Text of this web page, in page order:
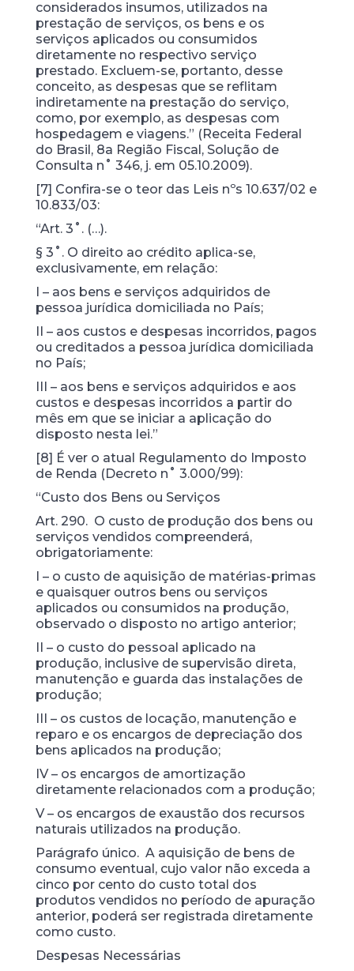
considerados insumos, utilizados na
prestação de serviços, os bens e os
serviços aplicados ou consumidos
diretamente no respectivo serviço
prestado. Excluem-se, portanto, desse
conceito, as despesas que se reflitam
indiretamente na prestação do serviço,
como, por exemplo, as despesas com
hospedagem e viagens.” (Receita Federal
do Brasil, 8a Região Fiscal, Solução de
Consulta n˚ 346, j. em 05.10.2009).
[7] Confira-se o teor das Leis nºs 10.637/02 e
10.833/03:
“Art. 3˚. (…).
§ 3˚. O direito ao crédito aplica-se,
exclusivamente, em relação:
I – aos bens e serviços adquiridos de
pessoa jurídica domiciliada no País;
II – aos custos e despesas incorridos, pagos
ou creditados a pessoa jurídica domiciliada
no País;
III – aos bens e serviços adquiridos e aos
custos e despesas incorridos a partir do
mês em que se iniciar a aplicação do
disposto nesta lei.”
[8] É ver o atual Regulamento do Imposto
de Renda (Decreto n˚ 3.000/99):
“Custo dos Bens ou Serviços
Art. 290. O custo de produção dos bens ou
serviços vendidos compreenderá,
obrigatoriamente:
I – o custo de aquisição de matérias-primas
e quaisquer outros bens ou serviços
aplicados ou consumidos na produção,
observado o disposto no artigo anterior;
II – o custo do pessoal aplicado na
produção, inclusive de supervisão direta,
manutenção e guarda das instalações de
produção;
III – os custos de locação, manutenção e
reparo e os encargos de depreciação dos
bens aplicados na produção;
IV – os encargos de amortização
diretamente relacionados com a produção;
V – os encargos de exaustão dos recursos
naturais utilizados na produção.
Parágrafo único. A aquisição de bens de
consumo eventual, cujo valor não exceda a
cinco por cento do custo total dos
produtos vendidos no período de apuração
anterior, poderá ser registrada diretamente
como custo.
Despesas Necessárias